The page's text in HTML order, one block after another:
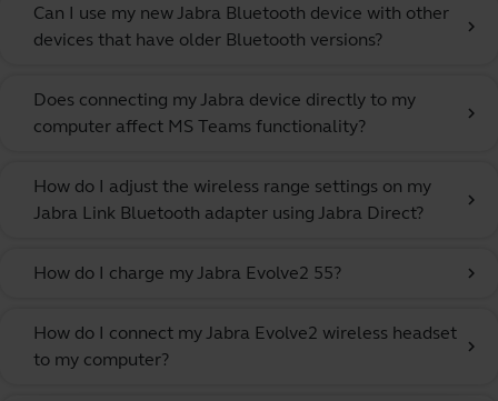
Can I use my new Jabra Bluetooth device with other
devices that have older Bluetooth versions?
chevron_right
Does connecting my Jabra device directly to my
computer affect MS Teams functionality?
chevron_right
How do I adjust the wireless range settings on my
Jabra Link Bluetooth adapter using Jabra Direct?
chevron_right
How do I charge my Jabra Evolve2 55? chevron_right
How do I connect my Jabra Evolve2 wireless headset
to my computer?
chevron_right